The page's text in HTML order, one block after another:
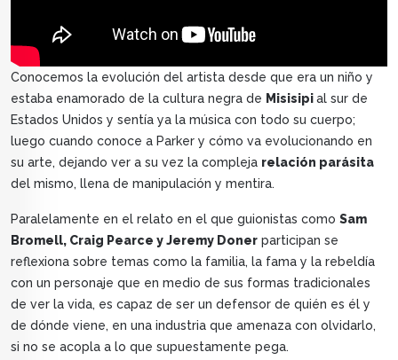
Conocemos la evolución del artista desde que era un niño y
estaba enamorado de la cultura negra de Misisipial sur de
Estados Unidos y sentía ya la música con todo su cuerpo;
luego cuando conoce a Parker y cómo va evolucionando en
su arte, dejando ver a su vez la compleja relación parásita
del mismo, llena de manipulación y mentira.
Paralelamente en el relato en el que guionistas como Sam
Bromell, Craig Pearce y Jeremy Doner participan se
reflexiona sobre temas como la familia, la fama y la rebeldía
con un personaje que en medio de sus formas tradicionales
de ver la vida, es capaz de ser un defensor de quién es él y
de dónde viene, en una industria que amenaza con olvidarlo,
si no se acopla a lo que supuestamente pega.